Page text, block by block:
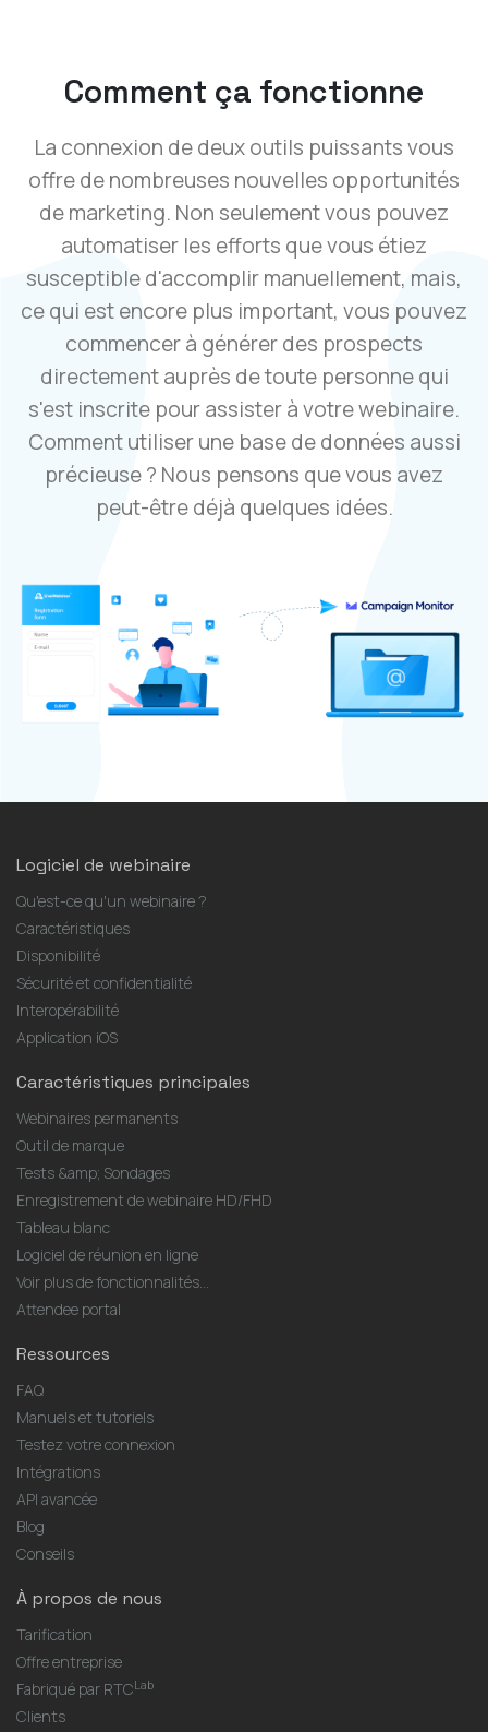
Comment ça fonctionne
La connexion de deux outils puissants vous
offre de nombreuses nouvelles opportunités
de marketing. Non seulement vous pouvez
automatiser les efforts que vous étiez
susceptible d'accomplir manuellement, mais,
ce qui est encore plus important, vous pouvez
commencer à générer des prospects
directement auprès de toute personne qui
s'est inscrite pour assister à votre webinaire.
Comment utiliser une base de données aussi
précieuse ? Nous pensons que vous avez
peut-être déjà quelques idées.
Logiciel de webinaire
Qu'est-ce qu'un webinaire ?
Caractéristiques
Disponibilité
Sécurité et confidentialité
Interopérabilité
Application iOS
Caractéristiques principales
Webinaires permanents
Outil de marque
Tests &amp; Sondages
Enregistrement de webinaire HD/FHD
Tableau blanc
Logiciel de réunion en ligne
Voir plus de fonctionnalités...
Attendee portal
Ressources
FAQ
Manuels et tutoriels
Testez votre connexion
Intégrations
API avancée
Blog
Conseils
À propos de nous
Tarification
Offre entreprise
Fabriqué par RTCLab
Clients